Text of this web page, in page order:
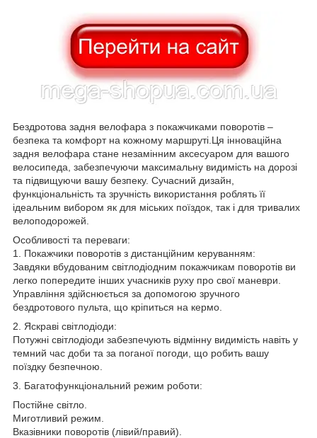
Бездротова задня велофара з покажчиками поворотів –
безпека та комфорт на кожному маршруті.Ця інноваційна
задня велофара стане незамінним аксесуаром для вашого
велосипеда, забезпечуючи максимальну видимість на дорозі
та підвищуючи вашу безпеку. Сучасний дизайн,
функціональність та зручність використання роблять її
ідеальним вибором як для міських поїздок, так і для тривалих
велоподорожей.
Особливості та переваги:
1. Покажчики поворотів з дистанційним керуванням:
Завдяки вбудованим світлодіодним покажчикам поворотів ви
легко попередите інших учасників руху про свої маневри.
Управління здійснюється за допомогою зручного
бездротового пульта, що кріпиться на кермо.
2. Яскраві світлодіоди:
Потужні світлодіоди забезпечують відмінну видимість навіть у
темний час доби та за поганої погоди, що робить вашу
поїздку безпечною.
3. Багатофункціональний режим роботи:
Постійне світло.
Миготливий режим.
Вказівники поворотів (лівий/правий).